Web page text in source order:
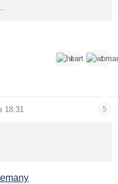
родственники, то
берите, карты с
1 1
18:31 5